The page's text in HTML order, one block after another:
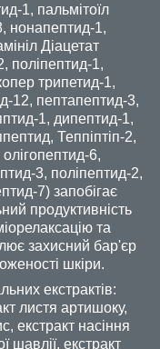
1, пальмітоїл
нонапептид-1,
Діацетат
поліпептид-1,
трипетид-1,
12, пептапептид-3,
1, дипептид-1,
Теппіптіп-2,
6,
3, поліпептид-2,
7) запобігає
продуктивність
та
захисний бар'єр
шкіри.
екстрактів:
листя артишоку,
екстракт насіння
шавлії, екстракт